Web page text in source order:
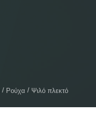
Ρούχα Ψιλό πλεκτό